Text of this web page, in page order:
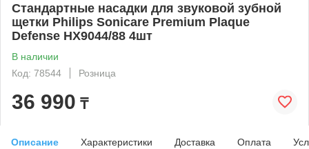
Стандартные насадки для звуковой зубной
щетки Philips Sonicare Premium Plaque
Defense HX9044/88 4шт
В наличии
Код: 78544
Розница
36 990 ₸
Описание Характеристики Доставка Оплата